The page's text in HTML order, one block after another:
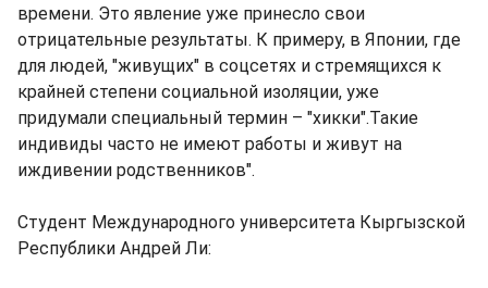
времени. Это явление уже принесло свои
отрицательные результаты. К примеру, в Японии, где
для людей, "живущих" в соцсетях и стремящихся к
крайней степени социальной изоляции, уже
придумали специальный термин – "хикки".Такие
индивиды часто не имеют работы и живут на
иждивении родственников".
Cтудент Международного университета Кыргызской
Республики Андрей Ли: